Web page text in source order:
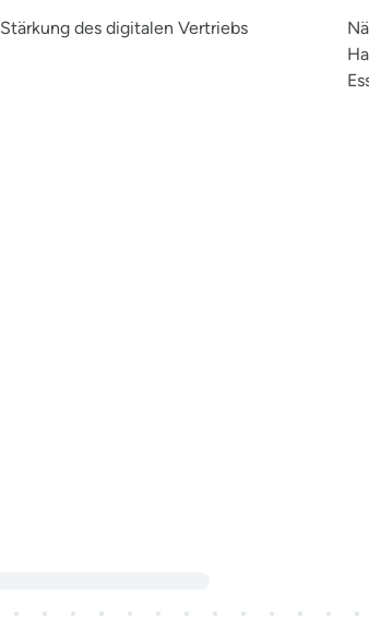
Stärkung des digitalen Vertriebs